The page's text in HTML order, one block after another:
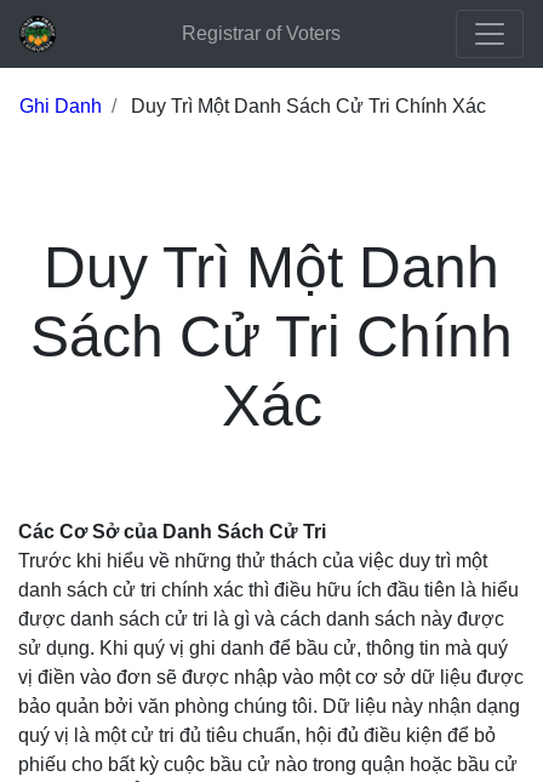
Registrar of Voters
Ghi Danh Duy Trì Một Danh Sách Cử Tri Chính Xác
Duy Trì Một Danh
Sách Cử Tri Chính
Xác
Các Cơ Sở của Danh Sách Cử Tri
Trước khi hiểu về những thử thách của việc duy trì một
danh sách cử tri chính xác thì điều hữu ích đầu tiên là hiểu
được danh sách cử tri là gì và cách danh sách này được
sử dụng. Khi quý vị ghi danh để bầu cử, thông tin mà quý
vị điền vào đơn sẽ được nhập vào một cơ sở dữ liệu được
bảo quản bởi văn phòng chúng tôi. Dữ liệu này nhận dạng
quý vị là một cử tri đủ tiêu chuẩn, hội đủ điều kiện để bỏ
phiếu cho bất kỳ cuộc bầu cử nào trong quận hoặc bầu cử